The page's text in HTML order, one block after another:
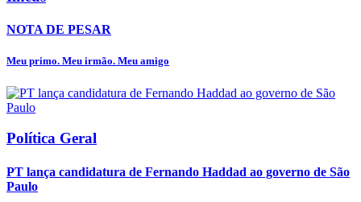
NOTA DE PESAR
Meu primo. Meu irmão. Meu amigo
Política Geral
PT lança candidatura de Fernando Haddad ao governo de São
Paulo